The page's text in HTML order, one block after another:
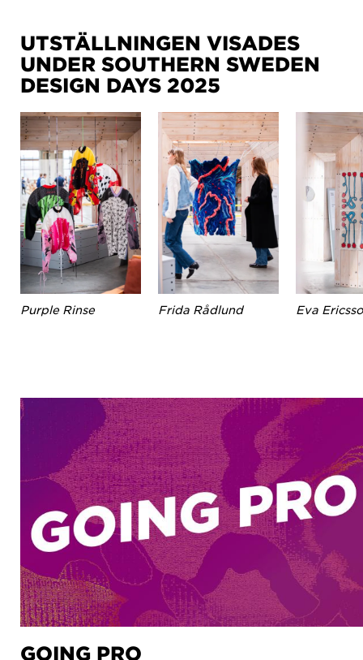
UTSTÄLLNINGEN VISADES
UNDER SOUTHERN SWEDEN
DESIGN DAYS 2025
Purple Rinse Frida Rådlund Eva
GOING PRO